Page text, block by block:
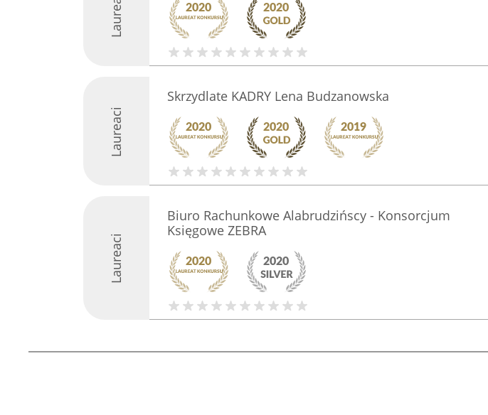
Laureaci
Laureaci
Skrzydlate KADRY Lena Budzanowska
Laureaci
Biuro Rachunkowe Alabrudzińscy - Konsorcjum
Księgowe ZEBRA